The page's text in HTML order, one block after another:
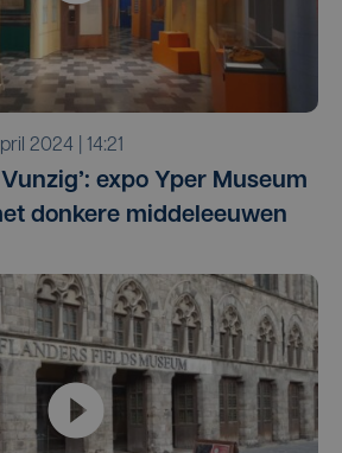
2024 | 14:21
expo Yper Museum
donkere middeleeuwen